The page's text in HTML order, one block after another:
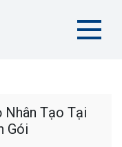
Nhân Tạo Tại
Gói